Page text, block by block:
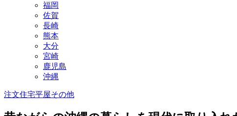
福岡
佐賀
長崎
熊本
大分
宮崎
鹿児島
沖縄
注文住宅平屋その他